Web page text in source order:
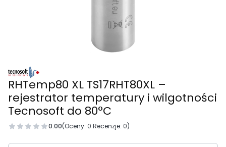
RHTemp80 XL TS17RHT80XL –
rejestrator temperatury i wilgotności
Tecnosoft do 80°C
0.00(Oceny: 0 Recenzje: 0)